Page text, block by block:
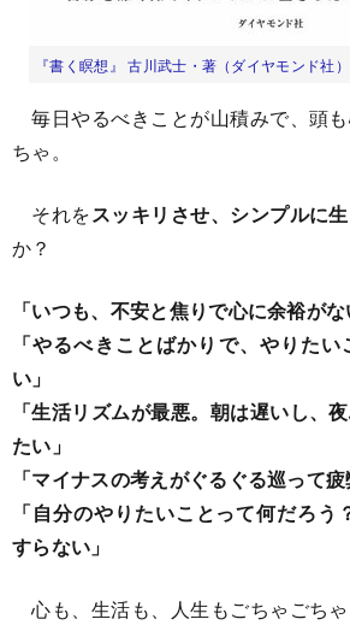
『書く瞑想』 古川武士・著（ダイヤモンド社）
毎日やるべきことが山積みで、頭
ちゃ。
それをスッキリさせ、シンプルに
か？
「いつも、不安と焦りで心に余裕がな
「やるべきことばかりで、やりた
い」
「生活リズムが最悪。朝は遅いし、
たい」
「マイナスの考えがぐるぐる巡って疲
「自分のやりたいことって何だろ
すらない」
心も、生活も、人生もごちゃごち